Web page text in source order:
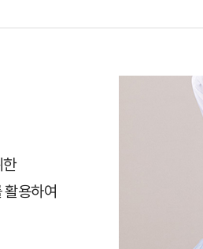
용하여